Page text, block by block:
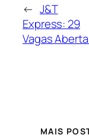
← J&T
Express: 29
Vagas
MAIS